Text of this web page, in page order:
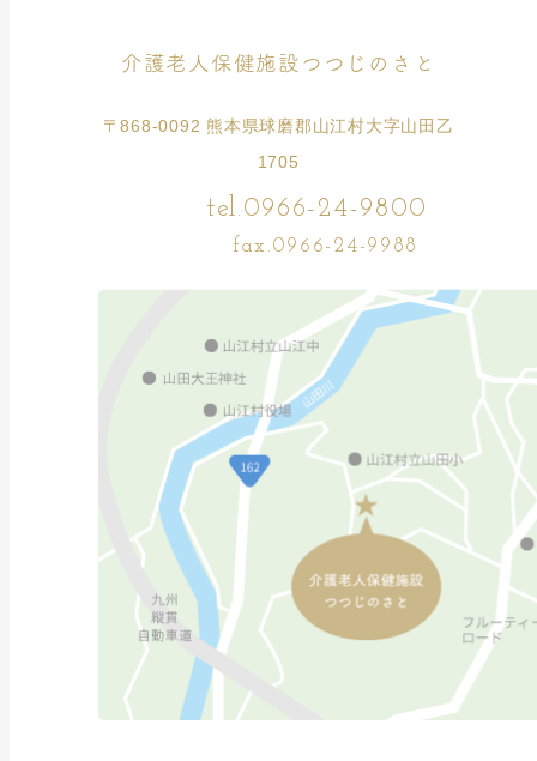
介護老人保健施設つつじのさと
〒868-0092 熊本県球磨郡山江村大字山田乙
1705
tel.0966-24-9800
fax.0966-24-9988